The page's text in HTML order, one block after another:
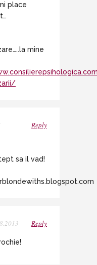
place
mine
Reply
sa il vad!
Reply